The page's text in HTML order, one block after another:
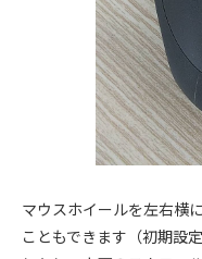
マウスホイールを左右横
こともできます（初期設定